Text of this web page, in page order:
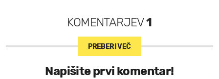
KOMENTARJEV1
PREBERI VEČ
Napišite prvi komentar!